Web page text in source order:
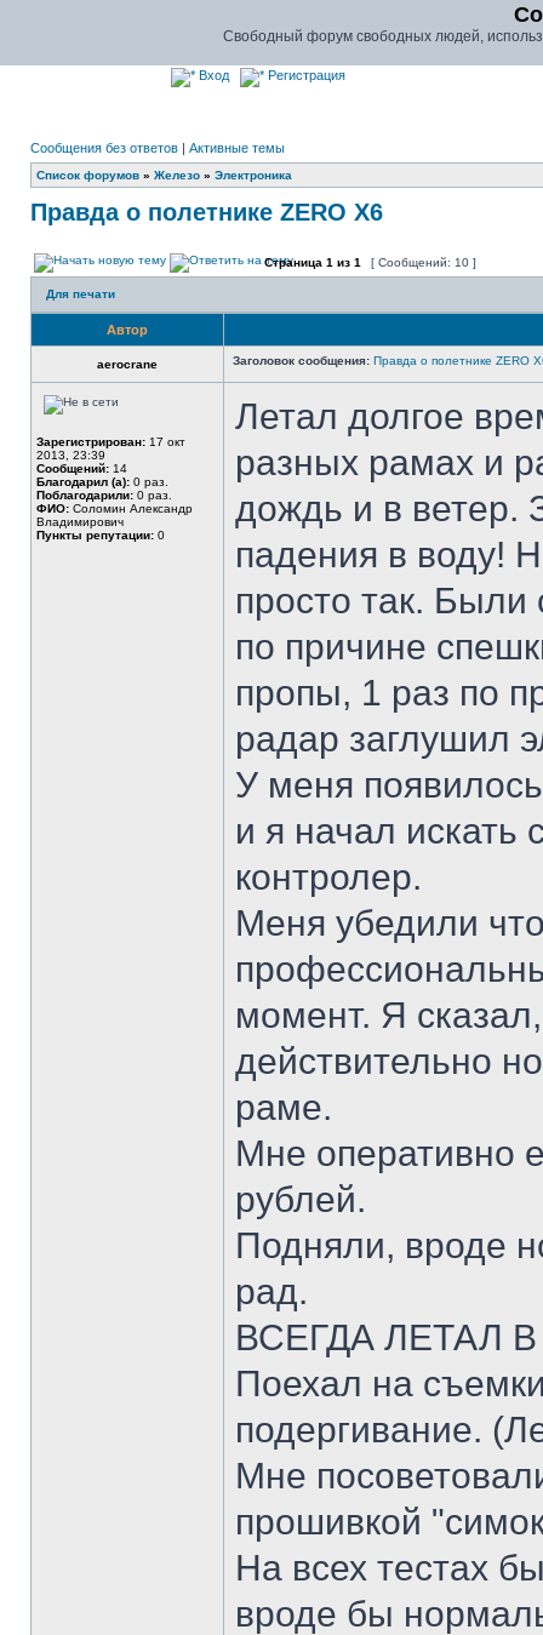
Свободный форум свободных людей,
Вход Регистрация
Сообщения без ответов | Активные темы
Список форумов » Железо » Электроника
Правда о полетнике ZERO X6
Страница 1 из 1 [ Сообщений: 10 ]
Для печати
Автор
aerocrane Заголовок сообщения: Правда о полетнике ZERO
Зарегистрирован: 17 окт
2013, 23:39
Сообщений: 14
Благодарил (а): 0 раз.
Поблагодарили: 0 раз.
ФИО: Соломин Александр
Владимирович
Пункты репутации: 0
Летал долгое
разных рамах и
дождь и в ветер.
падения в воду!
просто так.
по причине
пропы, 1 раз по
радар заглушил
У меня
и я начал
контролер.
Меня убедили
момент. Я
действительно
раме.
Мне оперативно
рублей.
Подняли, вроде
рад.
ВСЕГДА ЛЕТАЛ
Поехал на
подергивание.
Мне
прошивкой
На всех тестах
вроде бы